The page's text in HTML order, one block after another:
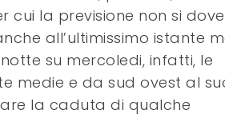
la previsione non si
all’ultimissimo istante
su mercoledi, infatti, le
medie e da sud ovest al
la caduta di qualche